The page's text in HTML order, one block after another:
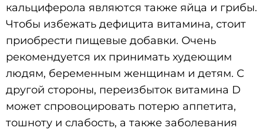
кальциферола являются также яйца и грибы.
Чтобы избежать дефицита витамина, стоит
приобрести пищевые добавки. Очень
рекомендуется их принимать худеющим
людям, беременным женщинам и детям. С
другой стороны, переизбыток витамина D
может спровоцировать потерю аппетита,
тошноту и слабость, а также заболевания